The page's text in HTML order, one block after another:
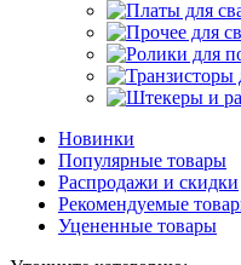
Новинки
Популярные товары
Распродажи и скидки
Рекомендуемые
Уцененные товары